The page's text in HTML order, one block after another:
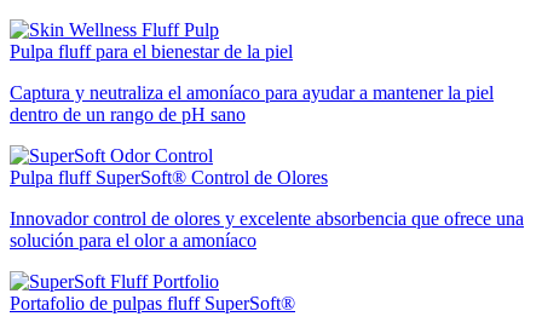
Pulpa fluff para el bienestar de la piel
Captura y neutraliza el amoníaco para ayudar a mantener la piel
dentro de un rango de pH sano
Pulpa fluff SuperSoft® Control de Olores
Innovador control de olores y excelente absorbencia que ofrece una
solución para el olor a amoníaco
Portafolio de pulpas fluff SuperSoft®